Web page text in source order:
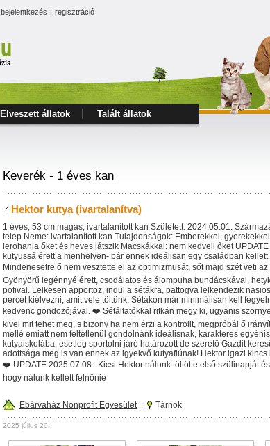
bejelentkezés | regisztráció
Elveszett állatok Talált állatok
Keverék - 1 éves kan
Hektor kutya (ivartalanítva)
1 éves, 53 cm magas, ivartalanított kan Született: 2024.05.01.
telep Neme: ivartalanított kan Tulajdonságok: Emberekkel,
lerohanja őket és heves játszik Macskákkal: nem kedveli őket
kutyussá érett a menhelyen- bár ennek ideálisan egy családban
Mindenesetre ő nem vesztette el az optimizmusát, sőt majd szét veti
Gyönyörű legénnyé érett, csodálatos és álompuha bundácskával,
pofival. Lelkesen apportoz, indul a sétákra, pattogva lelkendezik
percét kiélvezni, amit vele töltünk. Sétákon már minimálisan kell
kedvenc gondozójával. ❤️ Sétáltatókkal ritkán megy ki, ugyanis
kivel mit tehet meg, s bizony ha nem érzi a kontrollt, megpróbál ő
mellé emiatt nem feltétlenül gondolnánk ideálisnak, karakteres
kutyaiskolába, esetleg sportolni járó határozott de szerető Gazdit
adottsága meg is van ennek az igyekvő kutyafiúnak! Hektor igazi
❤️ UPDATE 2025.07.08.: Kicsi Hektor nálunk töltötte első szülinapját
hogy nálunk kellett felnőnie
Ebárvaház Nonprofit Egyesület| Tárnok
2025 július 20.